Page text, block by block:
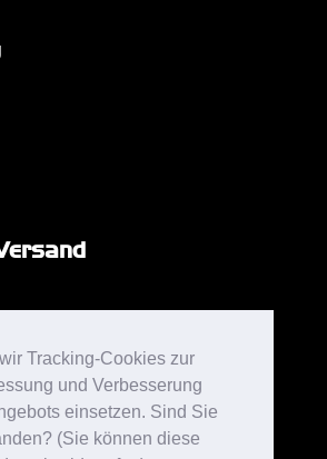
Tracking-Cookies zur
und Verbesserung
einsetzen. Sind Sie
(Sie können diese